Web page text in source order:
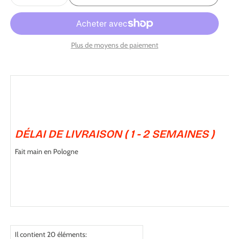
Plus de moyens de paiement
DÉLAI DE LIVRAISON ( 1 - 2 SEMAINES )
Fait main en Pologne
Il contient 20 éléments: